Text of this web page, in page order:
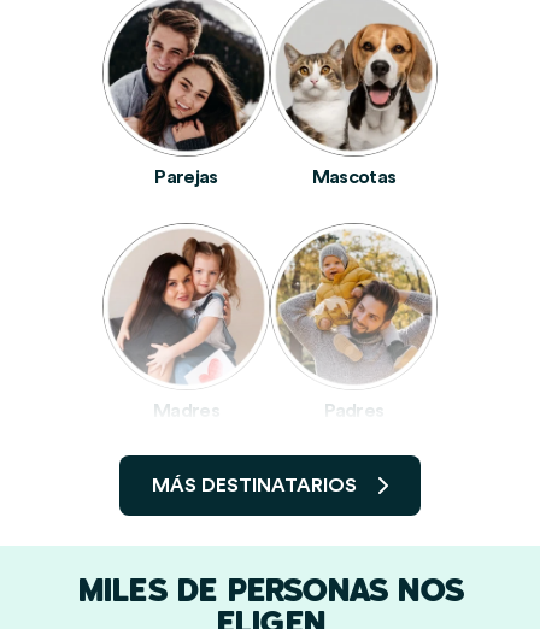
Parejas Mascotas
Madres Padres
MÁS DESTINATARIOS
MILES DE PERSONAS NOS